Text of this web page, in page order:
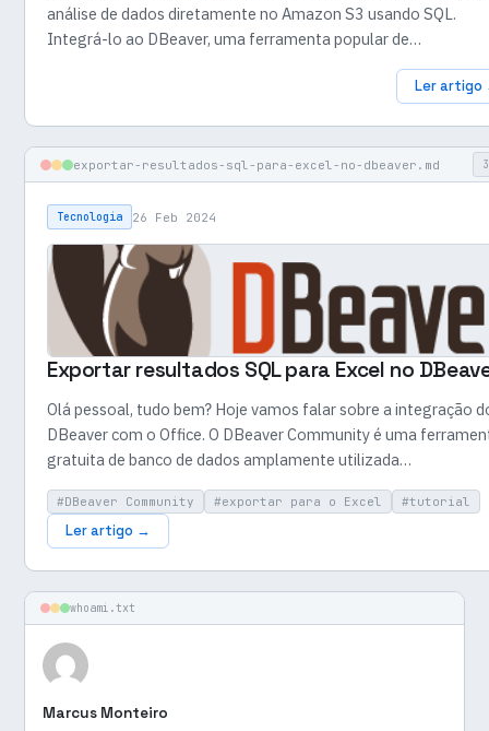
análise de dados diretamente no Amazon S3 usando SQL.
Integrá-lo ao DBeaver, uma ferramenta popular de…
Ler artigo
exportar-resultados-sql-para-excel-no-dbeaver.md
Tecnologia 26 Feb 2024
Exportar resultados SQL para Excel no
Olá pessoal, tudo bem? Hoje vamos falar sobre a integração
DBeaver com o Office. O DBeaver Community é uma
gratuita de banco de dados amplamente utilizada…
#DBeaver Community #exportar para o Excel #tutorial
Ler artigo →
whoami.txt
Marcus Monteiro